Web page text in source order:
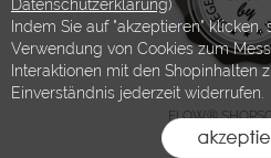
FLOW®
Datenschutzerklärung)
Indem Sie auf "akzeptieren" klicken,
Verwendung von Cookies zum
Interaktionen mit den Shopinhalten
Einverständnis jederzeit widerrufen.